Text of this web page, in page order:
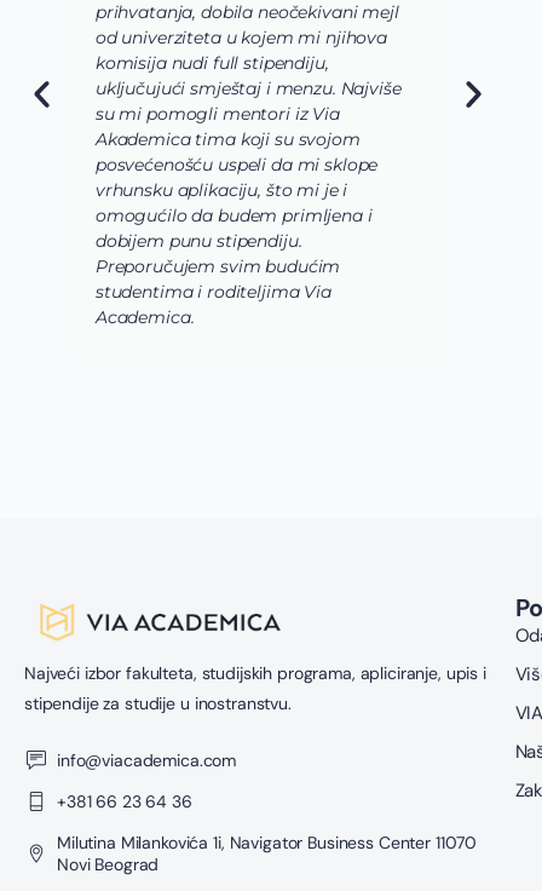
prihvatanja, dobila neočekivani mejl
od univerziteta u kojem mi njihova
komisija nudi full stipendiju,
uključujući smještaj i menzu. Najviše
su mi pomogli mentori iz Via
Akademica tima koji su svojom
posvećenošću uspeli da mi sklope
vrhunsku aplikaciju, što mi je i
omogućilo da budem primljena i
dobijem punu stipendiju.
Preporučujem svim budućim
studentima i roditeljima Via
Academica.
Najveći izbor fakulteta, studijskih programa, apliciranje, upis i
stipendije za studije u inostranstvu.
info@viacademica.com
+381 66 23 64 36
Milutina Milankovića 1i, Navigator Business Center 11070
Novi Beograd